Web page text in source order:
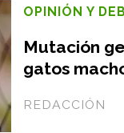
Mutación
gatos
REDACCIÓN
OPINIÓN Y